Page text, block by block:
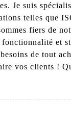
Je suis
telles que
fiers de
et
de tout
vos clients !